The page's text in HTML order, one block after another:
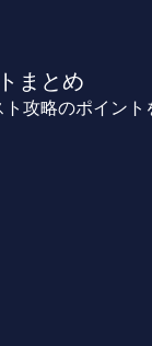
まとめ
攻略のポイント